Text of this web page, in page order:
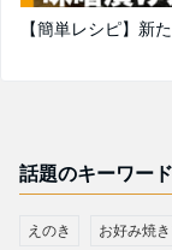
【簡単レシピ】新
話題のキーワード
えのき お好み焼